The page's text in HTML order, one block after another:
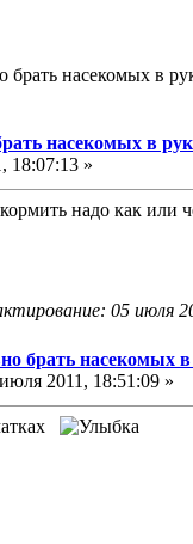
брать насекомых в
насекомых в
18:07:13 »
надо как или
05 июля
брать насекомых
2011, 18:51:09 »